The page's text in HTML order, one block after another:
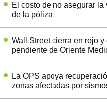
El costo de no asegurar
de la póliza
Wall Street cierra en rojo
pendiente de Oriente
La OPS apoya
zonas afectadas por